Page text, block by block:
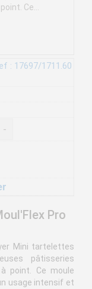
Ce...
: 17697/1711.60
-
Pro
Mini tartelettes
pâtisseries
point. Ce moule
usage intensif et